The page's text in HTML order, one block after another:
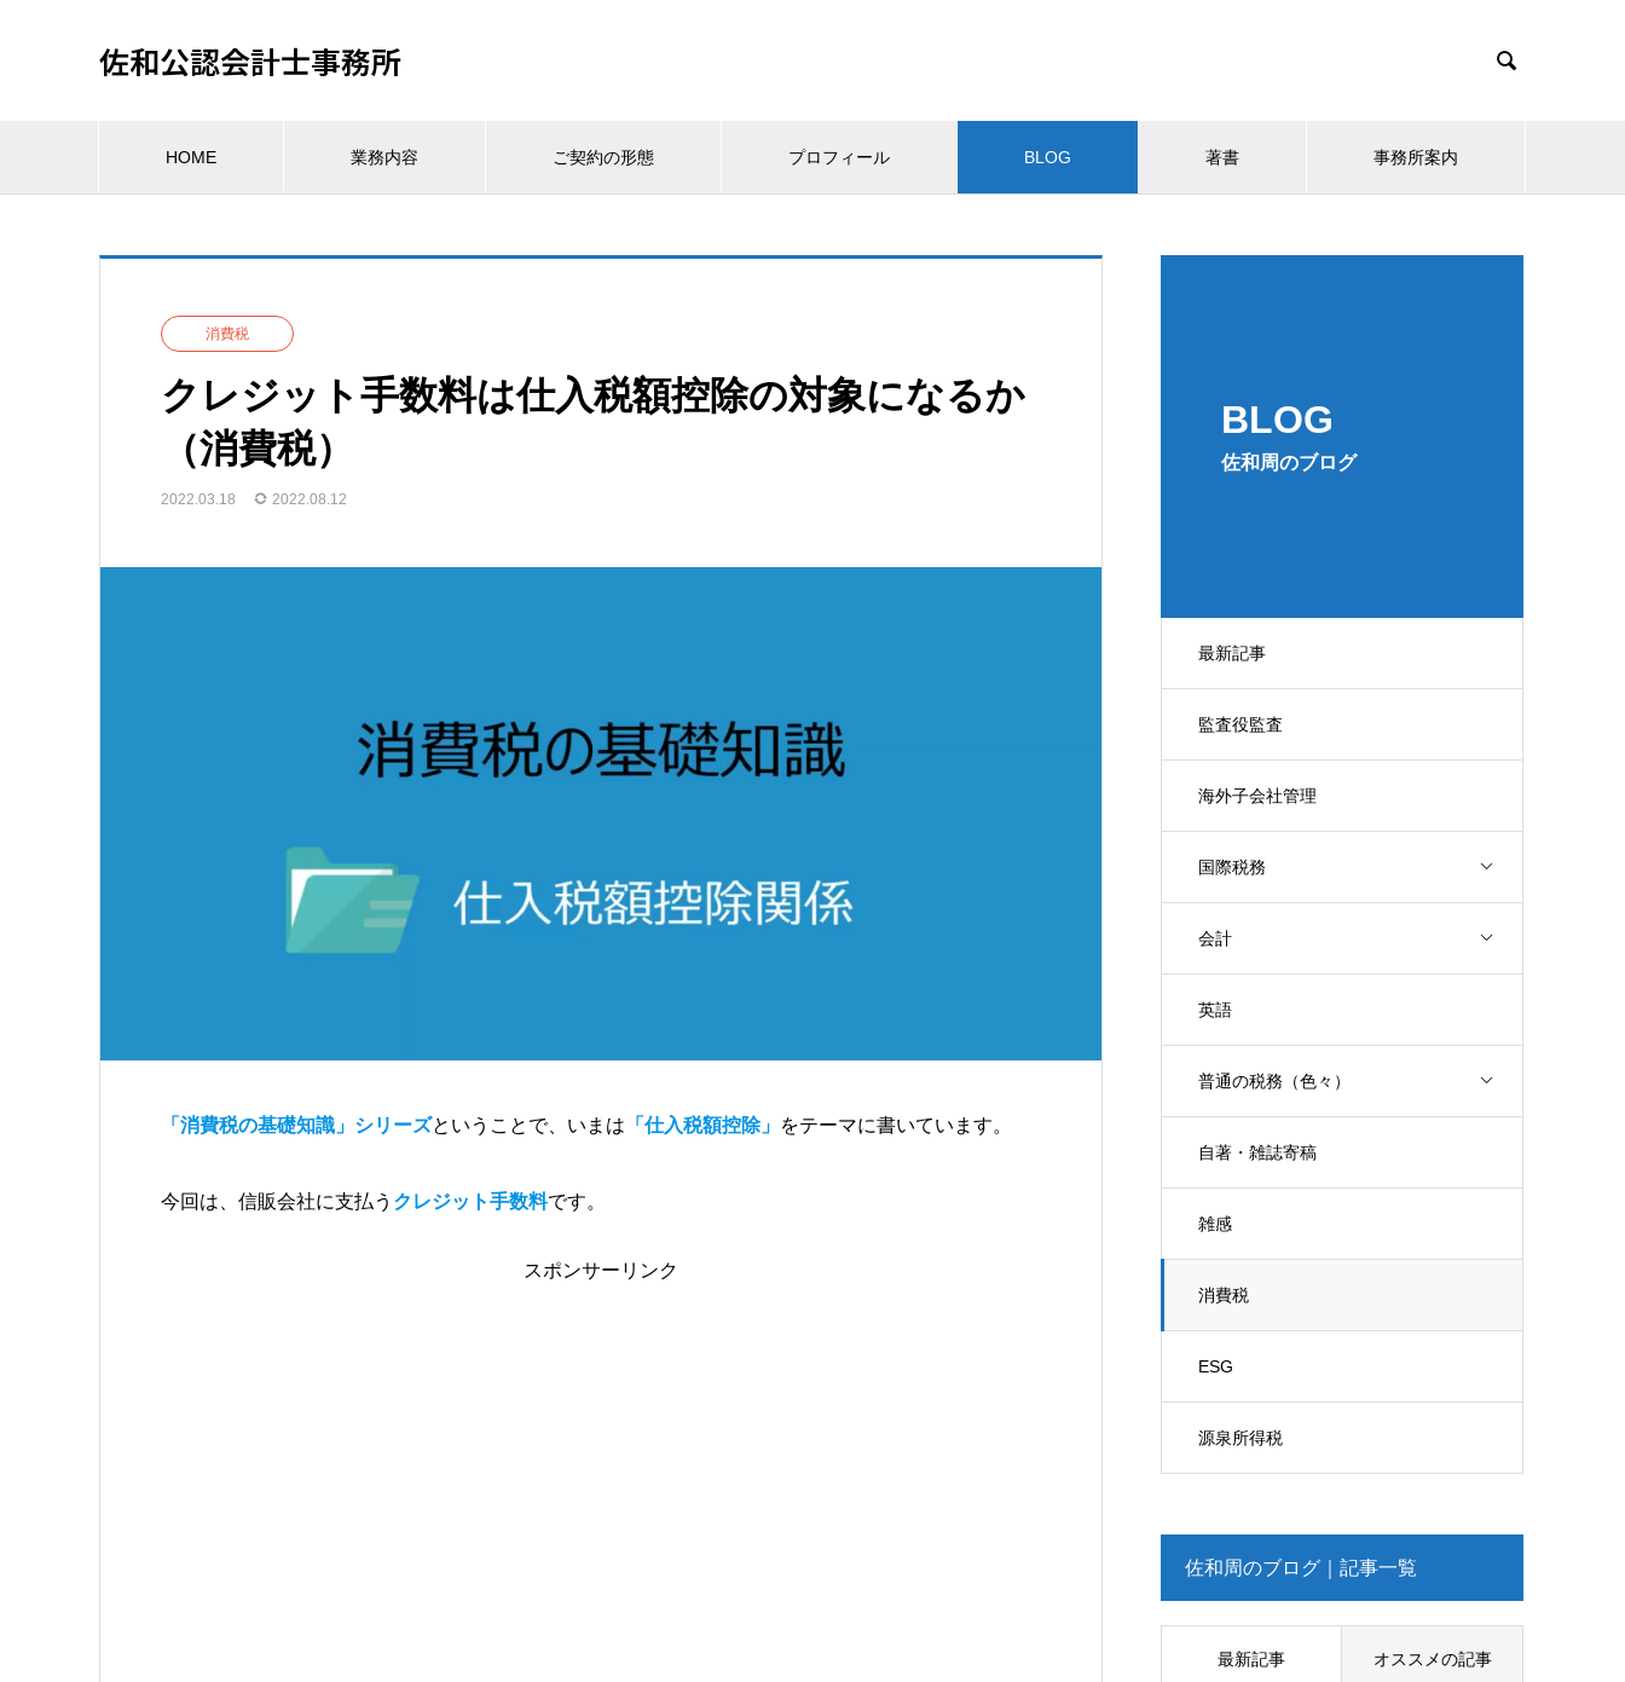
佐和公認会計士事務所 
HOME 業務内容 ご契約の形態 プロフィール BLOG 著書 事務所案内
BLOG
佐和周のブログ
最新記事
監査役監査
海外子会社管理
国際税務
会計
英語
普通の税務（色々）
自著・雑誌寄稿
雑感
消費税
ESG
源泉所得税
消費税
クレジット手数料は仕入税額控除の対象になるか
（消費税）
2022.03.18 2022.08.12
「消費税の基礎知識」シリーズということで、いまは 「仕入税額控除」 をテーマに書いています。
今回は、信販会社に支払う クレジット手数料です。
スポンサーリンク
佐和周のブログ｜記事一覧
最新記事 オススメの記事